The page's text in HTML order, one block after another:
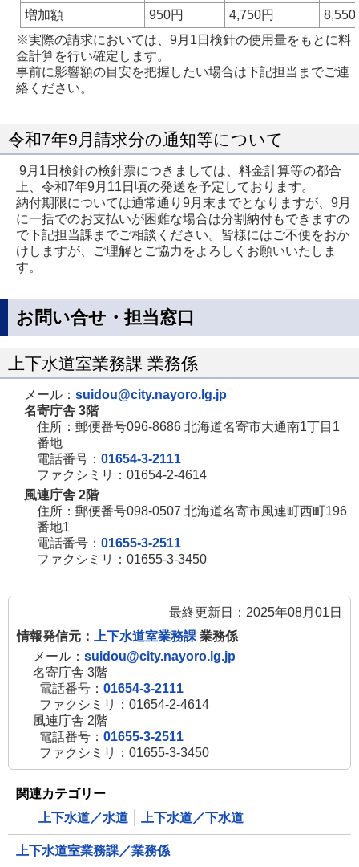
増加額 950円 4,750円
8,550
※実際の請求においては、9月1日検針の使用量をもとに料
金計算を行い確定します。
事前に影響額の目安を把握したい場合は下記担当までご連
絡ください。
令和7年9月請求分の通知等について
9月1日検針の検針票につきましては、料金計算等の都合
上、令和7年9月11日頃の発送を予定しております。
納付期限については通常通り9月末までとなりますが、9月
に一括でのお支払いが困難な場合は分割納付もできますの
で下記担当課までご相談ください。皆様にはご不便をおか
けしますが、ご理解とご協力をよろしくお願いいたしま
す。
お問い合せ・担当窓口
上下水道室業務課 業務係
メール： suidou@city.nayoro.lg.jp
名寄庁舎 3階
住所：郵便番号096-8686 北海道名寄市大通南1丁目1
番地
電話番号： 01654-3-2111
ファクシミリ：01654-2-4614
風連庁舎 2階
住所：郵便番号098-0507 北海道名寄市風連町西町196
番地1
電話番号： 01655-3-2511
ファクシミリ：01655-3-3450
最終更新日：2025年08月01日
情報発信元：
上下水道室業務課 業務係
メール： suidou@city.nayoro.lg.jp
名寄庁舎 3階
電話番号： 01654-3-2111
ファクシミリ：01654-2-4614
風連庁舎 2階
電話番号： 01655-3-2511
ファクシミリ：01655-3-3450
関連カテゴリー
上下水道／水道
上下水道／下水道
上下水道室業務課／業務係